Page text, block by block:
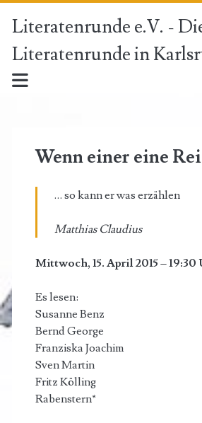
Literatenrunde e.V. -
Literatenrunde in
Lesungen</
Wenn einer eine
… so kann er was erzählen
Matthias Claudius
Mittwoch, 15. April 2015 – 19:30
Es lesen:
Susanne Benz
Bernd George
Franziska Joachim
Sven Martin
Fritz Kölling
Rabenstern*